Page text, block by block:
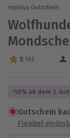
mydays Gutschein
5 Sterne von 5
5 (6)
-10% ab dem 2.
Gutschein
Flexibel